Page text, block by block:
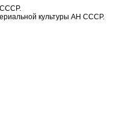
СССР.
культуры АН СССР.